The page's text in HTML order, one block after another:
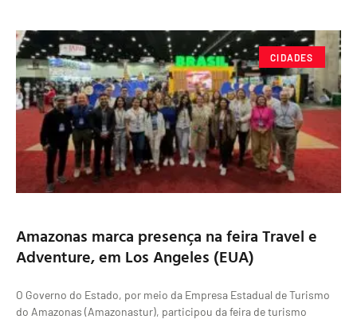
CIDADES
Amazonas marca presença na feira Travel e
Adventure, em Los Angeles (EUA)
O Governo do Estado, por meio da Empresa Estadual de Turismo
do Amazonas (Amazonastur), participou da feira de turismo